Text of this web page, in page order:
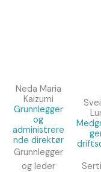
Neda Maria
Kaizumi
Grunnlegger
og
administrere
nde direktør
Grunnlegger
og leder